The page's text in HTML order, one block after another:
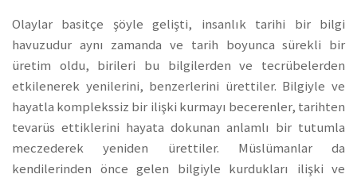
Olaylar basitçe şöyle gelişti, insanlık tarihi bir bilgi
havuzudur aynı zamanda ve tarih boyunca sürekli bir
üretim oldu, birileri bu bilgilerden ve tecrübelerden
etkilenerek yenilerini, benzerlerini ürettiler. Bilgiyle ve
hayatla komplekssiz bir ilişki kurmayı becerenler, tarihten
tevarüs ettiklerini hayata dokunan anlamlı bir tutumla
meczederek yeniden ürettiler. Müslümanlar da
kendilerinden önce gelen bilgiyle kurdukları ilişki ve